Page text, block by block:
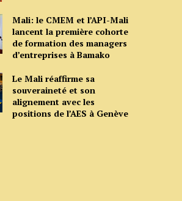
Mali: le CMEM et l’API-Mali
lancent la première cohorte
de formation des managers
d’entreprises à Bamako
Le Mali réaffirme sa
souveraineté et son
alignement avec les
positions de l’AES à Genève